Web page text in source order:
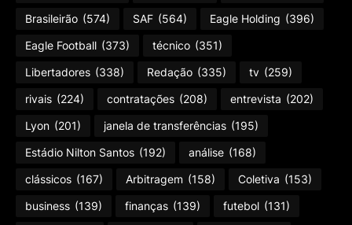
Brasileirão (574) SAF (564) Eagle Holding (396)
Eagle Football (373) técnico (351)
Libertadores (338) Redação (335) tv (259)
rivais (224) contratações (208) entrevista (202)
Lyon (201) janela de transferências (195)
Estádio Nilton Santos (192) análise (168)
clássicos (167) Arbitragem (158) Coletiva (153)
business (139) finanças (139) futebol (131)